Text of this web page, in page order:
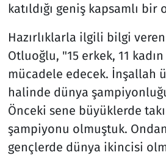
katıldığı geniş kapsamlı bir
Hazırlıklarla ilgili bilgi
Otluoğlu, "15 erkek, 11
mücadele edecek. İnşallah
halinde dünya
Önceki sene büyüklerde
şampiyonu olmuştuk.
gençlerde dünya ikincisi